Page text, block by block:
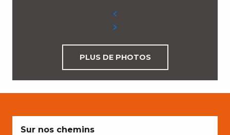
PLUS DE PHOTOS
Sur nos chemins